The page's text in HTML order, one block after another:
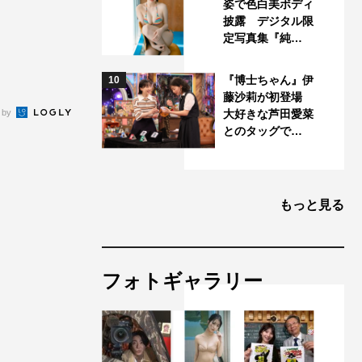
by
姿で色白美ボディ
披露 デジタル限
定写真集『純…
10
『博士ちゃん』伊
藤沙莉が初登場
大好きな芦田愛菜
とのタッグで…
もっと見る
フォトギャラリー